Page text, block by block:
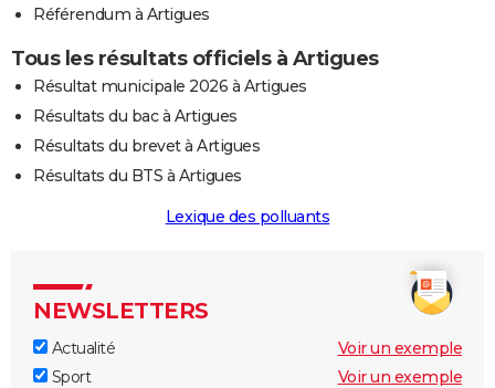
Référendum à Artigues
Tous les résultats officiels à Artigues
Résultat municipale 2026 à Artigues
Résultats du bac à Artigues
Résultats du brevet à Artigues
Résultats du BTS à Artigues
Lexique des polluants
NEWSLETTERS
Actualité
Voir un exemple
Sport
Voir un exemple